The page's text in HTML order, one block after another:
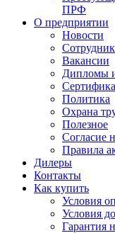
ПРФ
О предприятии
Новости
Вакансии
Дипломы
Политика
Охрана
Полезное
Согласие
Правила
Дилеры
Контакты
Как купить
Условия
Условия
Гарантия